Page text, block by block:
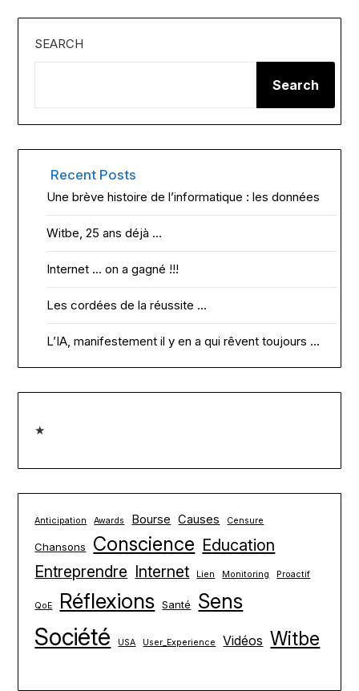
SEARCH
Search
Recent Posts
Une brève histoire de l’informatique : les données
Witbe, 25 ans déjà …
Internet … on a gagné !!!
Les cordées de la réussite …
L’IA, manifestement il y en a qui rêvent toujours …
★
Anticipation Awards Bourse Causes Censure
Chansons Conscience Education
Entreprendre Internet Lien Monitoring Proactif
QoE Réflexions Santé Sens
Société USA User_Experience Vidéos Witbe